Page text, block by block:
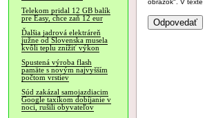
Telekom pridal 12 GB balík
pre Easy, chce zaň 12 eur
Ďalšia jadrová elektráreň
južne od Slovenska musela
kvôli teplu znížiť výkon
Spustená výroba flash
pamäte s novým najvyšším
počtom vrstiev
Súd zakázal samojazdiacim
Google taxíkom dobíjanie v
noci, rušili obyvateľov
obrázok". V texte